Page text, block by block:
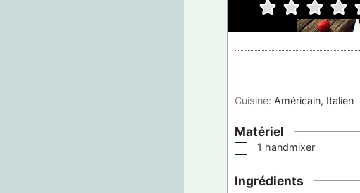
Cuisine: Américain, Italien
Matériel
▢1 handmixer
Ingrédients